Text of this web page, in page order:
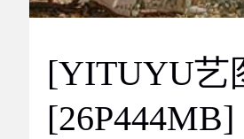
[YITUYU艺
[26P444MB]